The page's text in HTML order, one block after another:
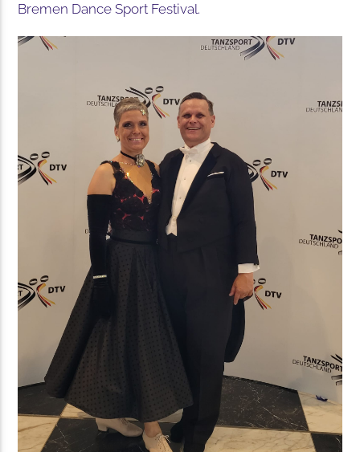
Bremen Dance Sport Festival.